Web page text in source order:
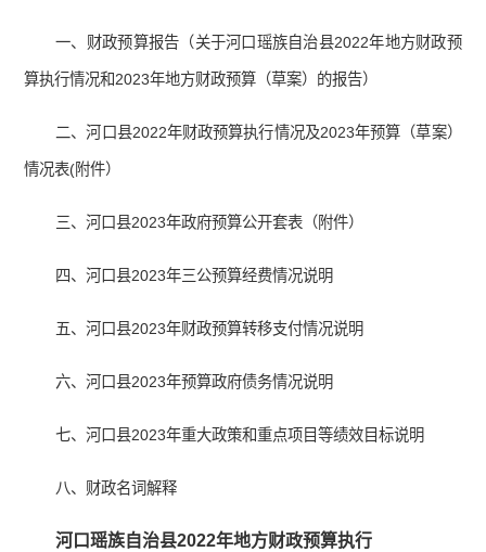
一、财政预算报告（关于河口瑶族自治县2022年地方财政预
算执行情况和2023年地方财政预算（草案）的报告）
二、河口县2022年财政预算执行情况及2023年预算（草案）
情况表(附件）
三、河口县2023年政府预算公开套表（附件）
四、河口县2023年三公预算经费情况说明
五、河口县2023年财政预算转移支付情况说明
六、河口县2023年预算政府债务情况说明
七、河口县2023年重大政策和重点项目等绩效目标说明
八、财政名词解释
河口瑶族自治县2022年地方财政预算执行